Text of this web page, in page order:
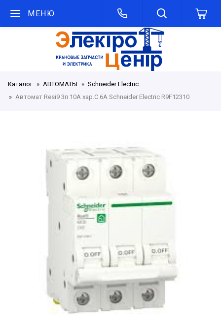
МЕНЮ
Каталог АВТОМАТЫ
Schneider Electric
Автомат Resi9 3п 10А хар.С 6A Schneider Electric R9F12310